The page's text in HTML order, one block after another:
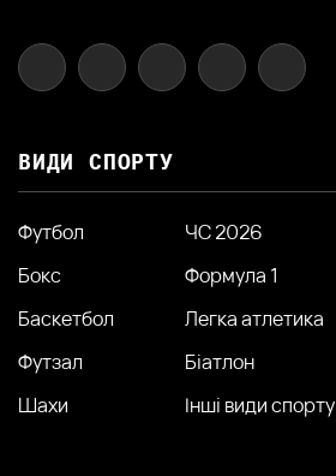
ВИДИ СПОРТУ
Футбол ЧС 2026
Бокс
Формула 1
Баскетбол
Легка атлетика
Футзал
Біатлон
Шахи
Інші види спорту